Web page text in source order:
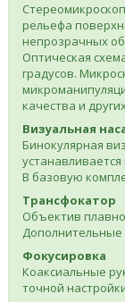
рельефа
непрозрачных
Оптическая
градусов.
качества и
Визуальная
Бинокулярная
В базовую
Трансфокатор
Объектив
Дополнительные
Фокусировка
Коаксиальные
точной